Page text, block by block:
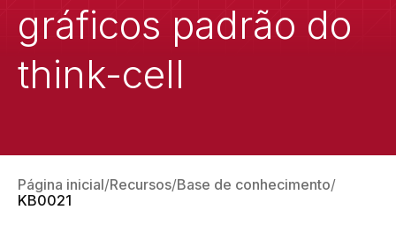
gráficos padrão do
think-cell
Página inicial Recursos Base de conhecimento
KB0021